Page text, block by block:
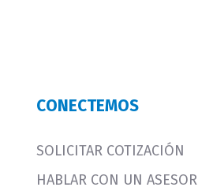
CONECTEMOS
SOLICITAR COTIZACIÓN
HABLAR CON UN ASESOR